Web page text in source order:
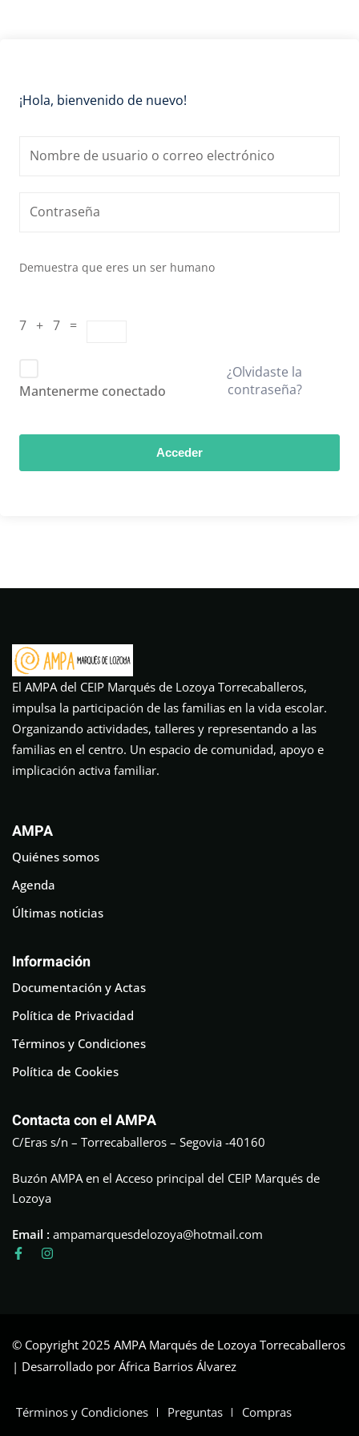
¡Hola, bienvenido de nuevo!
Demuestra que eres un ser humano
7 + 7 =
Mantenerme conectado
¿Olvidaste la
contraseña?
Acceder
El AMPA del CEIP Marqués de Lozoya Torrecaballeros,
impulsa la participación de las familias en la vida escolar.
Organizando actividades, talleres y representando a las
familias en el centro. Un espacio de comunidad, apoyo e
implicación activa familiar.
AMPA
Quiénes somos
Agenda
Últimas noticias
Información
Documentación y Actas
Política de Privacidad
Términos y Condiciones
Política de Cookies
Contacta con el AMPA
C/Eras s/n – Torrecaballeros – Segovia -40160
Buzón AMPA en el Acceso principal del CEIP Marqués de
Lozoya
Email : ampamarquesdelozoya@hotmail.com
© Copyright 2025 AMPA Marqués de Lozoya Torrecaballeros
| Desarrollado por África Barrios Álvarez
Términos y Condiciones Preguntas Compras